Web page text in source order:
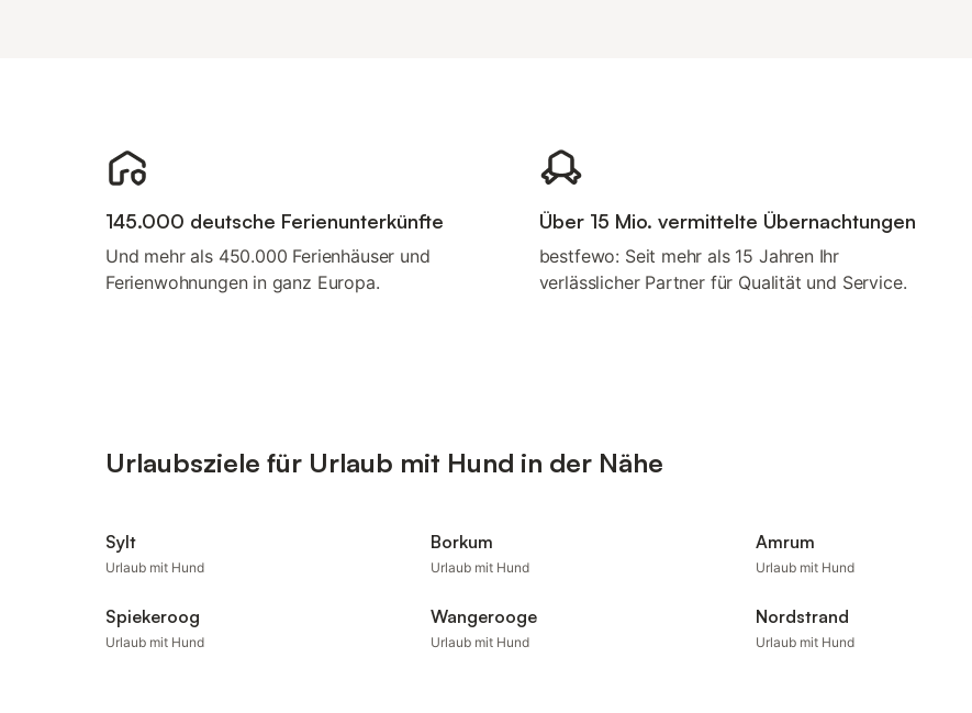
145.000 deutsche Ferienunterkünfte
Und mehr als 450.000 Ferienhäuser und
Ferienwohnungen in ganz Europa.
Über 15 Mio. vermittelte Übernachtungen
bestfewo: Seit mehr als 15 Jahren Ihr
verlässlicher Partner für Qualität und Service.
Urlaubsziele für Urlaub mit Hund in der Nähe
Sylt
Urlaub mit Hund
Borkum
Urlaub mit Hund
Amrum
Urlaub mit Hund
Spiekeroog
Urlaub mit Hund
Wangerooge
Urlaub mit Hund
Nordstrand
Urlaub mit Hund